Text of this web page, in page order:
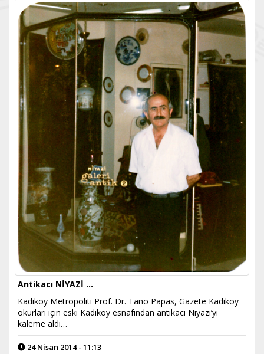
Antikacı NİYAZİ …
Kadıköy Metropoliti Prof. Dr. Tano Papas, Gazete Kadıköy
okurları için eski Kadıköy esnafından antikacı Niyazi’yi
kaleme aldı…
24 Nisan 2014 - 11:13